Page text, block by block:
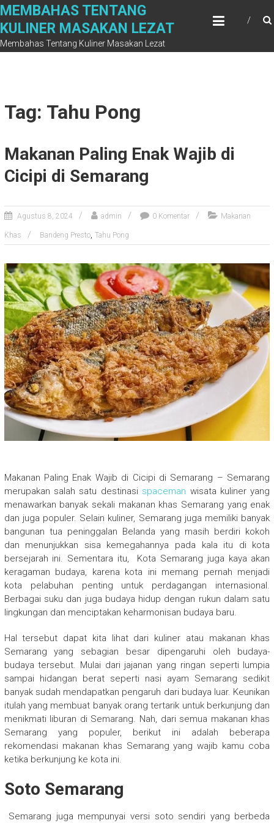
Skip
content
MEMBAHAS TENTANG
KULINER MASAKAN LEZAT
Membahas Tentang Kuliner Masakan Lezat
Tag: Tahu Pong
Makanan Paling Enak Wajib di
Cicipi di Semarang
Agustus 8, 2024 admin 0 Komentar Makanan
Khas Bandeng Presto, Tahu Pong
Makanan Paling Enak Wajib di Cicipi di Semarang – Semarang
merupakan salah satu destinasi spaceman wisata kuliner yang
menawarkan banyak sekali makanan khas Semarang yang enak
dan juga populer. Selain kuliner, Semarang juga memiliki banyak
bangunan tua peninggalan Belanda yang masih berdiri kokoh
dan menunjukkan sisa kemegahannya pada kala itu di kota
bersejarah ini. Sementara itu, Kota Semarang juga kaya akan
keragaman budaya, karena kota ini memang pernah menjadi
kota pelabuhan penting untuk perdagangan internasional.
Berbagai suku dan juga budaya hidup dengan rukun dalam satu
lingkungan dan menciptakan keharmonisan budaya baru.
Hal tersebut dapat kita lihat dari kuliner atau makanan khas
Semarang yang sebagian besar dipengaruhi oleh budaya-
budaya tersebut. Mulai dari jajanan yang ringan seperti lumpia
sampai hidangan berat seperti nasi ayam Semarang sedikit
banyak sudah mendapatkan pengaruh dari budaya luar. Keunikan
itulah yang membuat banyak orang tertarik untuk berkunjung dan
menikmati liburan di Semarang. Nah, dari semua makanan khas
Semarang yang populer, berikut ini adalah beberapa
rekomendasi makanan khas Semarang yang wajib kamu coba
ketika berkunjung ke kota ini.
Soto Semarang
Semarang juga mempunyai versi soto sendiri yang berbeda